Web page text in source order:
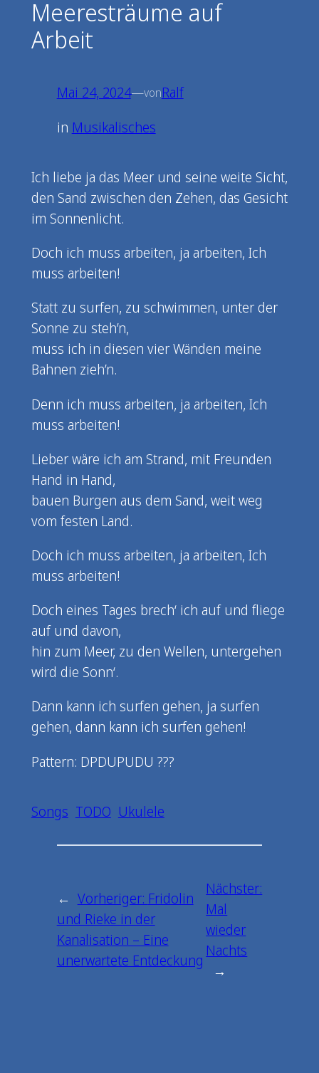
Meeresträume auf
Arbeit
Mai 24, 2024—vonRalf
in Musikalisches
Ich liebe ja das Meer und seine weite Sicht,
den Sand zwischen den Zehen, das Gesicht
im Sonnenlicht.
Doch ich muss arbeiten, ja arbeiten, Ich
muss arbeiten!
Statt zu surfen, zu schwimmen, unter der
Sonne zu steh’n,
muss ich in diesen vier Wänden meine
Bahnen zieh’n.
Denn ich muss arbeiten, ja arbeiten, Ich
muss arbeiten!
Lieber wäre ich am Strand, mit Freunden
Hand in Hand,
bauen Burgen aus dem Sand, weit weg
vom festen Land.
Doch ich muss arbeiten, ja arbeiten, Ich
muss arbeiten!
Doch eines Tages brech‘ ich auf und fliege
auf und davon,
hin zum Meer, zu den Wellen, untergehen
wird die Sonn‘.
Dann kann ich surfen gehen, ja surfen
gehen, dann kann ich surfen gehen!
Pattern: DPDUPUDU ???
Songs TODO Ukulele
← Vorheriger: Fridolin
und Rieke in der
Kanalisation – Eine
unerwartete Entdeckung
Nächster:
Mal
wieder
Nachts
→